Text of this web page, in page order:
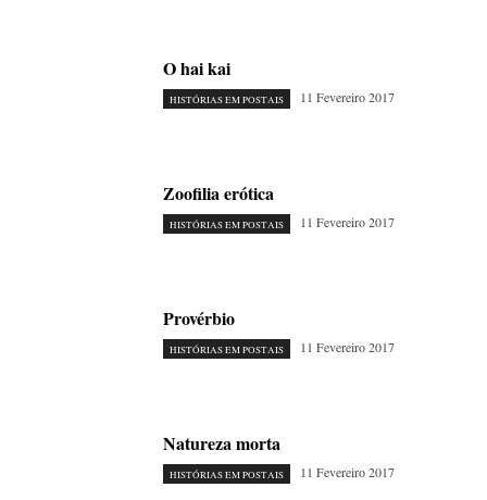
O hai kai
HISTÓRIAS EM POSTAIS 11 Fevereiro 2017
Zoofilia erótica
HISTÓRIAS EM POSTAIS 11 Fevereiro 2017
Provérbio
HISTÓRIAS EM POSTAIS 11 Fevereiro 2017
Natureza morta
HISTÓRIAS EM POSTAIS 11 Fevereiro 2017